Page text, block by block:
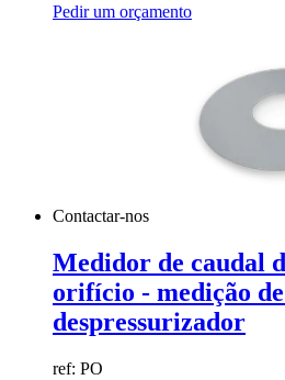
Pedir um orçamento
Contactar-nos
Medidor de caudal
orifício - medição
despressurizador
ref: PO